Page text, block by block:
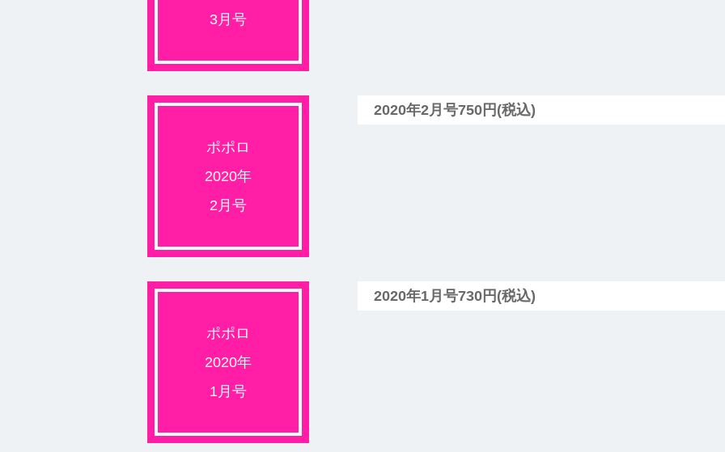
3月号
ポポロ
2020年
2月号
2020年2月号750円(税込)
ポポロ
2020年
1月号
2020年1月号730円(税込)